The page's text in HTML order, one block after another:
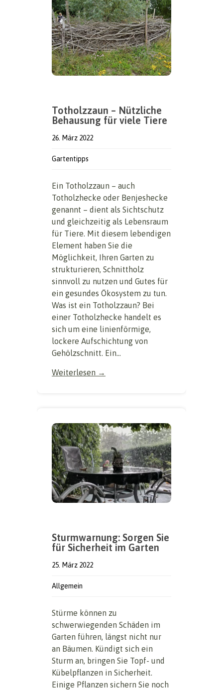
Totholzzaun – Nützliche
Behausung für viele Tiere
26. März 2022
Gartentipps
Ein Totholzzaun – auch
Totholzhecke oder Benjeshecke
genannt – dient als Sichtschutz
und gleichzeitig als Lebensraum
für Tiere. Mit diesem lebendigen
Element haben Sie die
Möglichkeit, Ihren Garten zu
strukturieren, Schnittholz
sinnvoll zu nutzen und Gutes für
ein gesundes Ökosystem zu tun.
Was ist ein Totholzzaun? Bei
einer Totholzhecke handelt es
sich um eine linienförmige,
lockere Aufschichtung von
Gehölzschnitt. Ein...
Weiterlesen →
Sturmwarnung: Sorgen Sie
für Sicherheit im Garten
25. März 2022
Allgemein
Stürme können zu
schwerwiegenden Schäden im
Garten führen, längst nicht nur
an Bäumen. Kündigt sich ein
Sturm an, bringen Sie Topf- und
Kübelpflanzen in Sicherheit.
Einige Pflanzen sichern Sie noch